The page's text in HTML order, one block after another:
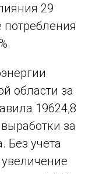
29
потребления
области за
19624,8
за
Без учета